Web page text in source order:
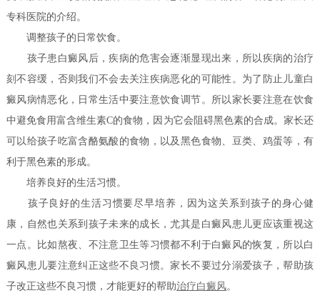
专科医院的介绍。
调整孩子的日常饮食。
孩子患白癜风后，疾病的危害会逐渐显现出来，所以疾病的治疗
刻不容缓，否则我们不会去关注疾病恶化的可能性。为了防止儿童白
癜风病情恶化，日常生活中要注意饮食调节。所以家长要注意在饮食
中避免食用富含维生素C的食物，因为它会阻碍黑色素的合成。家长还
可以给孩子吃富含酪氨酸的食物，以及黑色食物、豆类、鸡蛋等，有
利于黑色素的形成。
培养良好的生活习惯。
孩子良好的生活习惯要尽早培养，因为这关系到孩子的身心健
康，自然也关系到孩子未来的成长，尤其是白癜风患儿更应该重视这
一点。比如熬夜、不注意卫生等习惯都不利于白癜风的恢复，所以白
癜风患儿要注意纠正这些不良习惯。家长不要过分溺爱孩子，帮助孩
子改正这些不良习惯，才能更好的帮助治疗白癜风。